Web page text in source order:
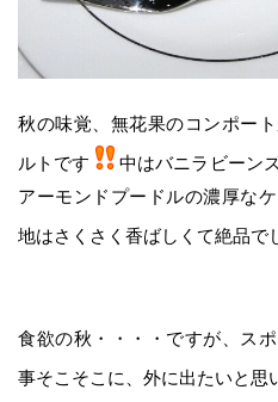
秋の味覚、無花果のコンポー
ルトです
中はバニラビーン
アーモンドプードルの濃厚な
地はさくさく香ばしくて絶品で
食欲の秋・・・・ですが、ス
事そこそこに、外に出たいと思